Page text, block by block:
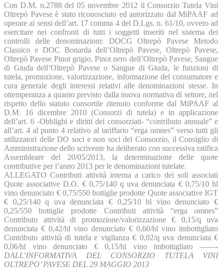
Con D.M. n.2788 del 05 novembre 2012 il Consorzio Tutela Vini
Oltrepò Pavese è stato riconosciuto ed autorizzato dal MiPAAF ad
operare ai sensi dell’art. 17 comma 4 del D.Lgs. n. 61/10, ovvero ad
esercitare nei confronti di tutti i soggetti inseriti nel sistema dei
controlli delle denominazioni: DOCG Oltrepò Pavese Metodo
Classico e DOC Bonarda dell’Oltrepò Pavese, Oltrepò Pavese,
Oltrepò Pavese Pinot grigio, Pinot nero dell’Oltrepò Pavese, Sangue
di Giuda dell’Oltrepò Pavese o Sangue di Giuda, le funzioni di
tutela, promozione, valorizzazione, informazione del consumatore e
cura generale degli interessi relativi alle denominazioni stesse. In
ottemperanza a quanto previsto dalla nuova normativa di settore, nel
rispetto dello statuto consortile ritenuto conforme dal MiPAAF al
D.M. 16 dicembre 2010 (Consorzi di tutela) e in applicazione
dell’art. 6 -Obblighi e diritti dei consorziati- “contributo annuale” e
all’art. 4 al punto 4 relativo al tariffario “erga omnes” verso tutti gli
utilizzatori delle DO soci e non soci del Consorzio, il Consiglio di
Amministrazione dello scrivente ha deliberato con successiva ratifica
Assembleare del 20/05/2013, la determinazione delle quote
contributive per l’anno 2013 per le denominazioni tutelate.
ALLEGATO Contributi attività interna a carico dei soli associati
Quote associative D.O. € 0,75/140 q uva denunciata € 0,75/10 hl
vino denunciato € 0,75/550 bottiglie prodotte Quote associative IGT
€ 0,25/140 q uva denunciata € 0,25/10 hl vino denunciato €
0,25/550 bottiglie prodotte Contributi attività “erga omnes”
Contributo attività di promozione/valorizzazione € 0,15/q uva
denunciata € 0,42/hl vino denunciato € 0,60/hl vino imbottigliato
Contributo attività di tutela e vigilanza € 0,02/q uva denunciata €
0,06/hl vino denunciato € 0,15/hl vino imbottigliato ——-
DALL’INFORMATIVA DEL CONSORZIO TUTELA VINI
OLTREPO’ PAVESE DEL 29 MAGGIO 2013